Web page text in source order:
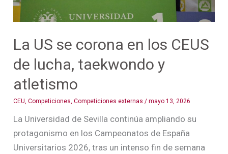
La US se corona en los CEUS
de lucha, taekwondo y
atletismo
CEU,Competiciones,Competiciones externas /mayo 13, 2026
La Universidad de Sevilla continúa ampliando su
protagonismo en los Campeonatos de España
Universitarios 2026, tras un intenso fin de semana
lucha,
taekwondo
y
atletismo